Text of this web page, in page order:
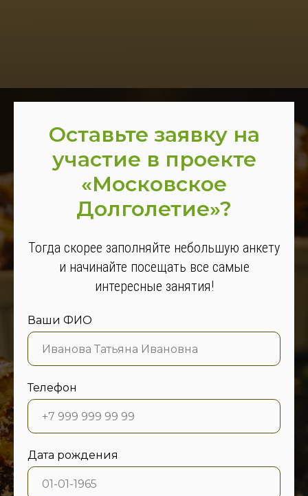
Оставьте заявку на
участие в проекте
«Московское
Долголетие»?
Тогда скорее заполняйте небольшую анкету
и начинайте посещать все самые
интересные занятия!
Ваши ФИО
Телефон
Дата рождения